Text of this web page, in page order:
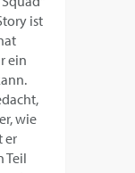
ist
ein
wie
er
Teil